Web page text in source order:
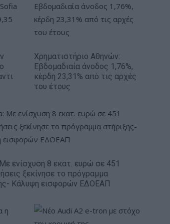
Χρηματιστήριο Αθηνών:
Εβδομαδιαία άνοδος 1,76%,
κέρδη 23,31% από τις αρχές
του έτους
ενίσχυση 8 εκατ. ευρώ σε 451
ξεκίνησε το πρόγραμμα
Κάλυψη εισφορών ΕΔΟΕΑΠ